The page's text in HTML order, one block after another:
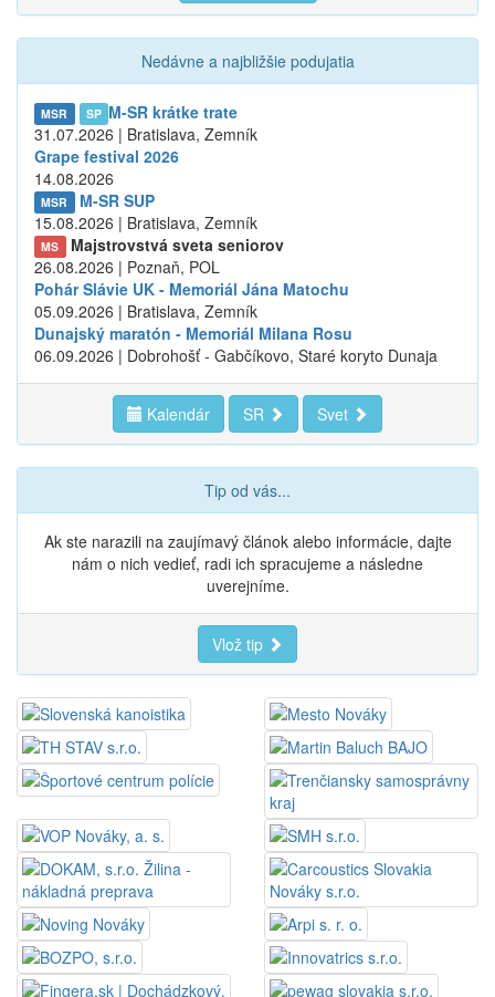
Nedávne a najbližšie podujatia
MSR SP M-SR krátke trate
31.07.2026 | Bratislava, Zemník
Grape festival 2026
14.08.2026
MSR
M-SR SUP
15.08.2026 | Bratislava, Zemník
MS
Majstrovstvá sveta seniorov
26.08.2026 | Poznaň, POL
Pohár Slávie UK - Memoriál Jána Matochu
05.09.2026 | Bratislava, Zemník
Dunajský maratón - Memoriál Milana Rosu
06.09.2026 | Dobrohošť - Gabčíkovo, Staré koryto Dunaja
Kalendár SR Svet
Tip od vás...
Ak ste narazili na zaujímavý článok alebo informácie, dajte
nám o nich vedieť, radi ich spracujeme a následne
uverejníme.
Vlož tip